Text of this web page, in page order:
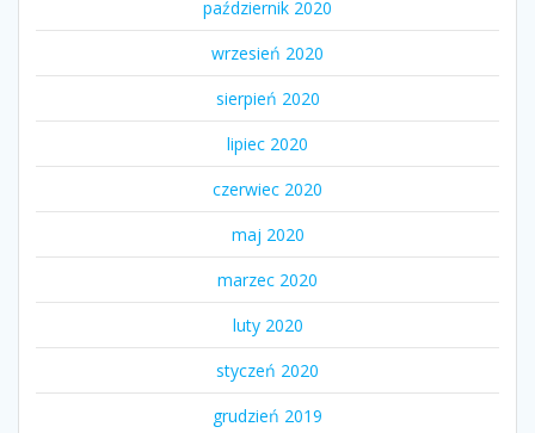
październik 2020
wrzesień 2020
sierpień 2020
lipiec 2020
czerwiec 2020
maj 2020
marzec 2020
luty 2020
styczeń 2020
grudzień 2019